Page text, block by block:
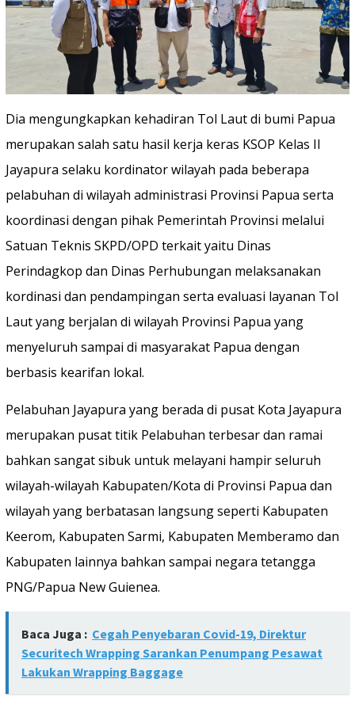
Dia mengungkapkan kehadiran Tol Laut di bumi Papua
merupakan salah satu hasil kerja keras KSOP Kelas II
Jayapura selaku kordinator wilayah pada beberapa
pelabuhan di wilayah administrasi Provinsi Papua serta
koordinasi dengan pihak Pemerintah Provinsi melalui
Satuan Teknis SKPD/OPD terkait yaitu Dinas
Perindagkop dan Dinas Perhubungan melaksanakan
kordinasi dan pendampingan serta evaluasi layanan Tol
Laut yang berjalan di wilayah Provinsi Papua yang
menyeluruh sampai di masyarakat Papua dengan
berbasis kearifan lokal.
Pelabuhan Jayapura yang berada di pusat Kota Jayapura
merupakan pusat titik Pelabuhan terbesar dan ramai
bahkan sangat sibuk untuk melayani hampir seluruh
wilayah-wilayah Kabupaten/Kota di Provinsi Papua dan
wilayah yang berbatasan langsung seperti Kabupaten
Keerom, Kabupaten Sarmi, Kabupaten Memberamo dan
Kabupaten lainnya bahkan sampai negara tetangga
PNG/Papua New Guienea.
Baca Juga : Cegah Penyebaran Covid-19, Direktur
Securitech Wrapping Sarankan Penumpang Pesawat
Lakukan Wrapping Baggage